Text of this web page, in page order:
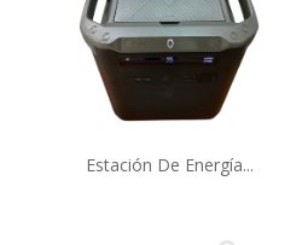
Estación De Energía...